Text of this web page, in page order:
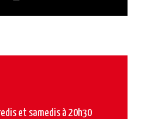
et samedis à 20h30